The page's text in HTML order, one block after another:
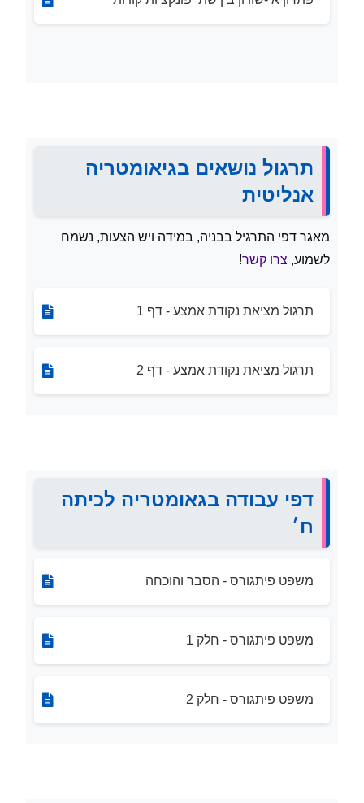
תרגול נושאים בגיאומטריה
אנליטית
מאגר דפי התרגיל בבניה, במידה ויש הצעות, נשמח
לשמוע, צרו קשר!
תרגול מציאת נקודת אמצע - דף 1
תרגול מציאת נקודת אמצע - דף 2
דפי עבודה בגאומטריה לכיתה
ח׳
משפט פיתגורס - הסבר והוכחה
משפט פיתגורס - חלק 1
משפט פיתגורס - חלק 2